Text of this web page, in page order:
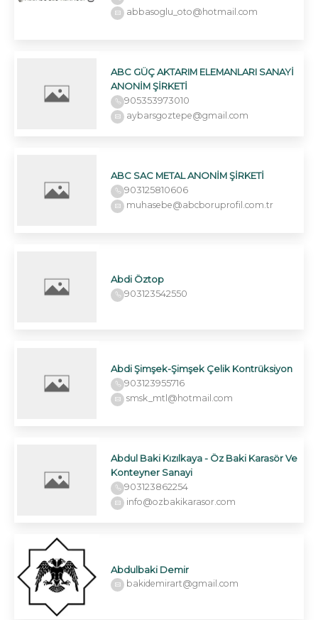
abbasoglu_oto@hotmail.com
ABC GÜÇ AKTARIM ELEMANLARI SANAYİ
ANONİM ŞİRKETİ
905353973010
aybarsgoztepe@gmail.com
ABC SAC METAL ANONİM ŞİRKETİ
903125810606
muhasebe@abcboruprofil.com.tr
Abdi Öztop
903123542550
Abdi Şimşek-Şimşek Çelik Kontrüksiyon
903123955716
smsk_mtl@hotmail.com
Abdul Baki Kızılkaya - Öz Baki Karasör Ve
Konteyner Sanayi
903123862254
info@ozbakikarasor.com
Abdulbaki Demir
bakidemirart@gmail.com